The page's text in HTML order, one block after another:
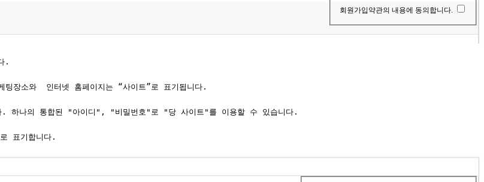
회원가입약관의 내용에 동의합니다.